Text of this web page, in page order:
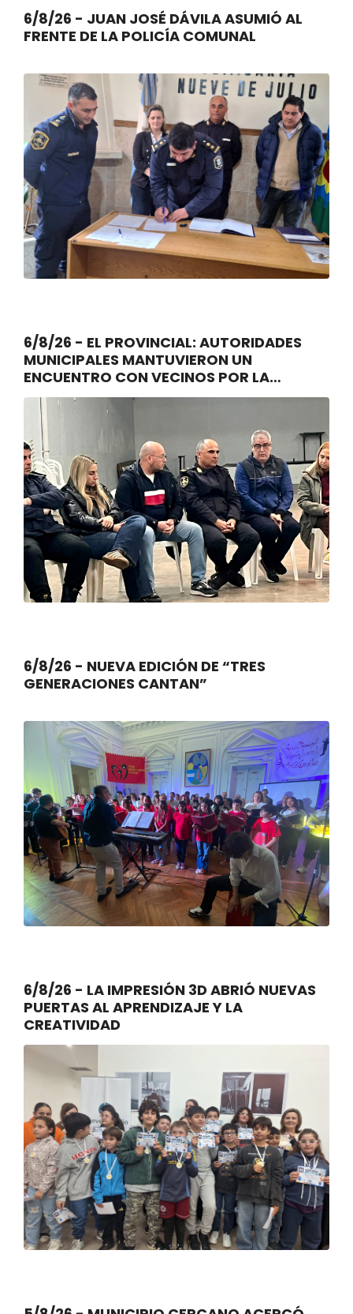
6/8/26 - JUAN JOSÉ DÁVILA ASUMIÓ AL
FRENTE DE LA POLICÍA COMUNAL
6/8/26 - EL PROVINCIAL: AUTORIDADES
MUNICIPALES MANTUVIERON UN
ENCUENTRO CON VECINOS POR LA
SEGURIDAD
6/8/26 - NUEVA EDICIÓN DE “TRES
GENERACIONES CANTAN”
6/8/26 - LA IMPRESIÓN 3D ABRIÓ NUEVAS
PUERTAS AL APRENDIZAJE Y LA
CREATIVIDAD